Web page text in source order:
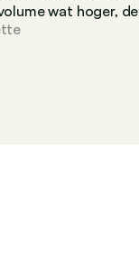
wat hoger,